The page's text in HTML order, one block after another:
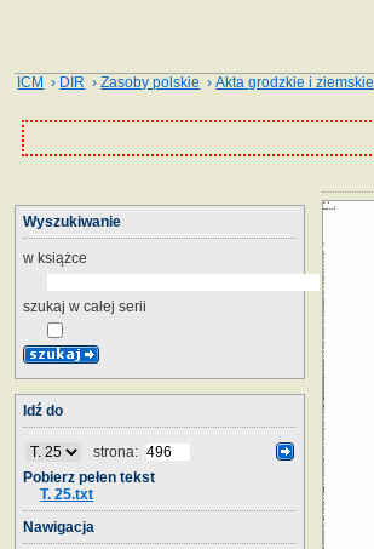
ICM › DIR ›Zasoby polskie ›Akta grodzkie i ziemskie
Wyszukiwanie
w książce
szukaj w całej serii
Idź do
strona:
Pobierz pełen tekst
T. 25.txt
Nawigacja